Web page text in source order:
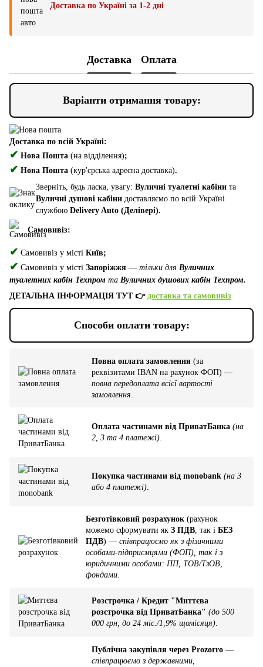
Доставка по Україні за 1-2 дні
Доставка Оплата
Варіанти отримання товару:
Доставка по всій Україні:
✔ Нова Пошта (на відділення);
✔ Нова Пошта (кур'єрська адресна доставка).
Зверніть, будь ласка, увагу: Вуличні туалетні кабіни та
Вуличні душові кабіни доставляємо по всій Україні
службою Delivery Auto (Делівері).
Самовивіз:
✔ Самовивіз у місті Київ;
✔ Самовивіз у місті Запоріжжя — тільки для Вуличних
туалетних кабін Техпром та Вуличних душових кабін Техпром.
ДЕТАЛЬНА ІНФОРМАЦІЯ ТУТ 👉 доставка та самовивіз
Способи оплати товару:
Повна оплата замовлення (за
реквізитами IBAN на рахунок ФОП) —
повна передоплата всієї вартості
замовлення
Оплата частинами від ПриватБанка (на
2, 3 та 4 платежі)
Покупка частинами від monobank (на 3
або 4 платежі)
Безготівковий розрахунок (рахунок
можемо сформувати як З ПДВ , так і БЕЗ
ПДВ) — співпрацюємо як з фізичними
особами-підприємцями (ФОП), так і з
юридичними особами: ПП, ТОВ/ТзОВ,
фондами
Розстрочка / Кредит "Миттєва
розстрочка від ПриватБанка" (до 500
000 грн, до 24 міс./1,9% щомісяця).
Публічна закупівля через Prozorro —
співпрацюємо з державними,